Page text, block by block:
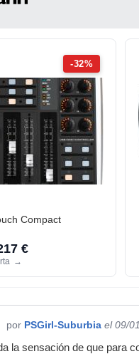
-32%
Compact
€
→
por PSGirl-Suburbia el 09/
la sensación de que para